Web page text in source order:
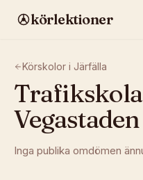
körlektioner
Körskolor i Järfälla
Inga publika omdömen